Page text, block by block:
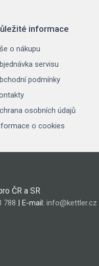
informace
o nákupu
servisu
podmínky
osobních údajů
o cookies
ČR a SR
788 | E-mail: info@kettler.cz